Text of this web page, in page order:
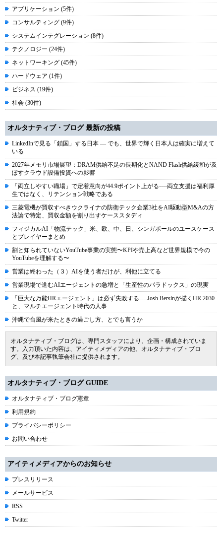
アプリケーション (5件)
コンサルティング (9件)
システムインテグレーション (8件)
テクノロジー (24件)
ネットワーキング (45件)
ハードウェア (1件)
ビジネス (19件)
社会 (30件)
オルタナティブ・ブログ 最新の投稿
LinkedInで見る「鎖国」する日本 ― でも、世界で輝く日本人は確実に増えて
いる
2027年メモリ市場展望：DRAM供給不足の長期化とNAND Flash供給緩和が及
ぼすクラウド設備投資への影響
「両立しやすい職場」で定着意向が44.9ポイント上がる----両立支援は福利厚
生ではなく、リテンション戦略である
三菱電機が買収すべきウクライナの防衛テック企業3社をAI駆動型M&Aの方
法論で特定、買収金額を割り出すケーススタディ
フィジカルAI「物流テック」米、欧、中、日、シンガポールのユースケース
とプレイヤーまとめ
割と知られていないYouTube事業の実態〜KPIや売上高など世界規模で今の
YouTubeを理解する〜
営業は終わった（３）AIを使う者だけが、利他に立てる
営業現場で進むAIエージェントの急増と「生産性のパラドックス」の現実
「巨大な万能HRエージェント」は必ず失敗する----Josh Bersinが描くHR 2030
と、マルチエージェント時代の人事
沖縄で台風が来たときの過ごし方、とでも言うか
オルタナティブ・ブログは、専門スタッフにより、企画・構成されていま
す。入力頂いた内容は、アイティメディアの他、オルタナティブ・ブロ
グ、及び本記事執筆会社に提供されます。
オルタナティブ・ブログ GUIDE
オルタナティブ・ブログ憲章
利用規約
プライバシーポリシー
お問い合わせ
アイティメディアからのお知らせ
プレスリリース
メールサービス
RSS
Twitter